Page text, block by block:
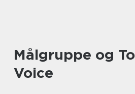
Målgruppe og
Voice